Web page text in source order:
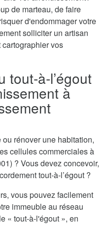
de marteau, de faire
d'endommager votre
solliciter un artisan
vos
tout-à-l’égout
à
rénover une habitation,
cellules commerciales à
? Vous devez concevoir,
tout-à-l’égout ?
vous pouvez facilement
immeuble au réseau
« tout-à-l'égout », en